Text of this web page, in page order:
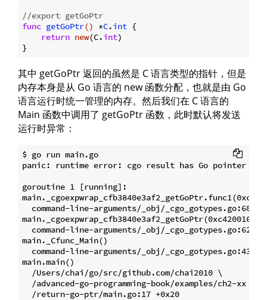
//export getGoPtr
func getGoPtr() *C.int {
return new(C.int)
其中 getGoPtr 返回的虽然是 C 语言类型的指针，但是
内存本身是从 Go 语言的 new 函数分配，也就是由 Go
语言运行时统一管理的内存。然后我们在 C 语言的
Main 函数中调用了 getGoPtr 函数，此时默认将发送
运行时异常：
$ go run main.go
panic: runtime error: cgo result has Go pointer
goroutine 1 [running]:
command-line-arguments/_obj/_cgo_gotypes.go:60
command-line-arguments/_obj/_cgo_gotypes.go:62
main._Cfunc_Main()
command-line-arguments/_obj/_cgo_gotypes.go:43
main.main()
  /Users/chai/go/src/github.com/chai2010 \
  /advanced-go-programming-book/examples/ch2-xx \
  /return-go-ptr/main.go:17 +0x20